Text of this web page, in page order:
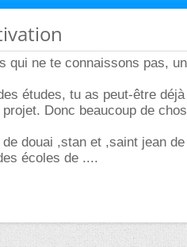
qui ne te connaissons pas,
études, tu as peut-être
Donc beaucoup de
douai ,stan et ,saint jean
écoles de ....